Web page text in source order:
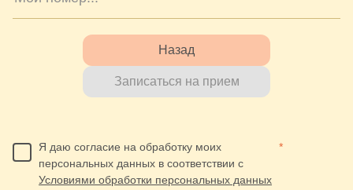
Назад
Записаться на прием
Я даю согласие на обработку моих
персональных данных в соответствии с
Условиями обработки персональных данных
*